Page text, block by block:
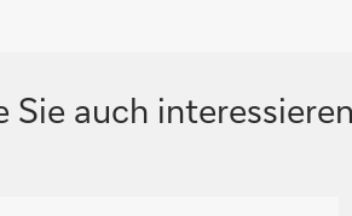
Sie auch interessieren